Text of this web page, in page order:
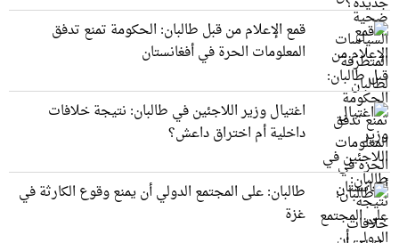
قمع الإعلام من قبل طالبان: الحكومة تمنع تدفق
المعلومات الحرة في أفغانستان
اغتيال وزير اللاجئين في طالبان: نتيجة خلافات
داخلية أم اختراق داعش؟
طالبان: على المجتمع الدولي أن يمنع وقوع الكارثة في
غزة